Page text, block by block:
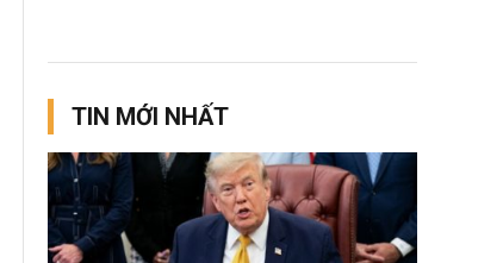
TIN MỚI NHẤT